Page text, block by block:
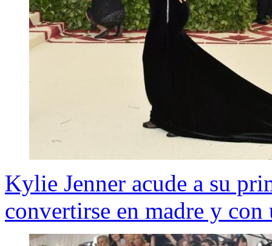
Kylie Jenner acude a su
convertirse en madre y